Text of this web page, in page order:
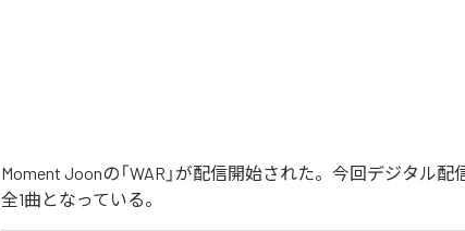
Moment Joonの「WAR」が配信開始された。今回デジタル配
全1曲となっている。